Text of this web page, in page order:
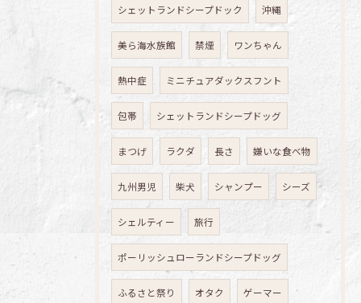
シェットランドシープドック 沖縄
美ら海水族館 禁煙 ワンちゃん
熱中症 ミニチュアダックスフント
包帯 シェットランドシープドッグ
まつげ ラクダ 長さ 嫌いな食べ物
九州男児 柴犬 シャンプー シーズ
シェルティー 旅行
ポーリッシュローランドシープドッグ
ふるさと祭り オタク ゲーマー